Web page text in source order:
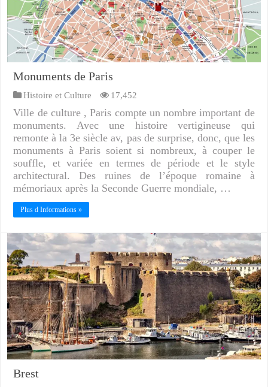
Monuments de Paris
Histoire et Culture 17,452
Ville de culture , Paris compte un nombre important de
monuments. Avec une histoire vertigineuse qui
remonte à la 3e siècle av, pas de surprise, donc, que les
monuments à Paris soient si nombreux, à couper le
souffle, et variée en termes de période et le style
architectural. Des ruines de l’époque romaine à
mémoriaux après la Seconde Guerre mondiale, …
Plus d Informations »
Brest